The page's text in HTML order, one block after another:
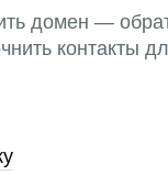
домен —
контакты